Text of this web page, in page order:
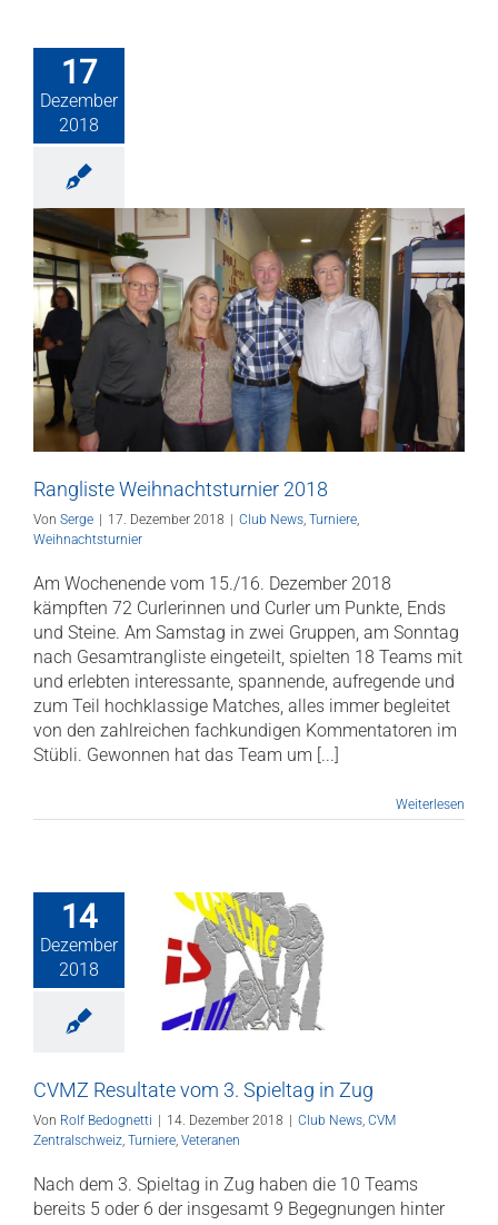
17
Dezember
2018
Rangliste Weihnachtsturnier 2018
Von Serge | 17. Dezember 2018 | Club News Turniere
Weihnachtsturnier
Am Wochenende vom 15./16. Dezember 2018
kämpften 72 Curlerinnen und Curler um Punkte, Ends
und Steine. Am Samstag in zwei Gruppen, am Sonntag
nach Gesamtrangliste eingeteilt, spielten 18 Teams mit
und erlebten interessante, spannende, aufregende und
zum Teil hochklassige Matches, alles immer begleitet
von den zahlreichen fachkundigen Kommentatoren im
Stübli. Gewonnen hat das Team um [...]
Weiterlesen
14
Dezember
2018
vom
in Zug
News CVM
Turniere
CVMZ Resultate vom 3. Spieltag in Zug
Von Rolf Bedognetti | 14. Dezember 2018 | Club News CVM
Zentralschweiz Turniere Veteranen
Nach dem 3. Spieltag in Zug haben die 10 Teams
bereits 5 oder 6 der insgesamt 9 Begegnungen hinter